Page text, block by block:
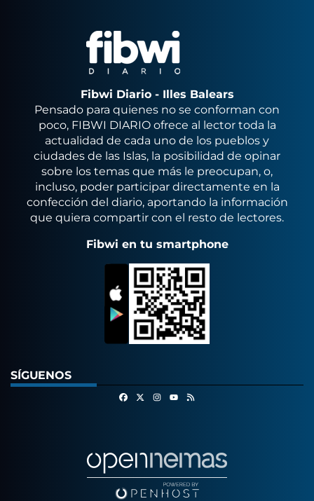
Fibwi Diario - Illes Balears
Pensado para quienes no se conforman con
poco, FIBWI DIARIO ofrece al lector toda la
actualidad de cada uno de los pueblos y
ciudades de las Islas, la posibilidad de opinar
sobre los temas que más le preocupan, o,
incluso, poder participar directamente en la
confección del diario, aportando la información
que quiera compartir con el resto de lectores.
Fibwi en tu smartphone
SÍGUENOS
FacebookInstagram